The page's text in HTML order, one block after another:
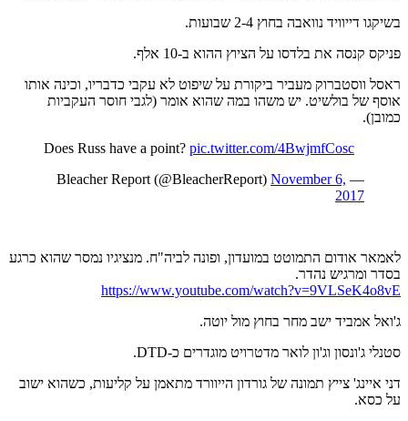
בשיקגו דייוויד נוואבה בחוץ 2-4 שבועות.
פניקס קנסה את בלדסו על הציוץ ההוא ב-10 אלף.
ראסל ווסטברוק מעביר ביקורת על שיפוט לא עקבי כדבריו, וכינה אותו
אוסף של בולשיט. יש משהו במה שהוא אומר (לגבי חוסר העקביות
כמובן).
Does Russ have a point? pic.twitter.com/4BwjmfCosc
— Bleacher Report (@BleacherReport)
November 6,
2017
לאמאר אודום התמוטט במועדון, ופונה לביה"ח. מנציגיו נמסר שהוא כרגע
בסדר ומרגיש נהדר.
https://www.youtube.com/watch?v=9VLSeK4o8vE
ג'ואל אמביד ישב מחר בחוץ מול יוטה.
סטנלי ג'ונסון וג'ון לואר מדטרויט מוגדרים כ-DTD.
דני איינג' צייץ תמונה של גורדון הייוורד מתאמן על קליעות, כשהוא ישוב
על כסא.